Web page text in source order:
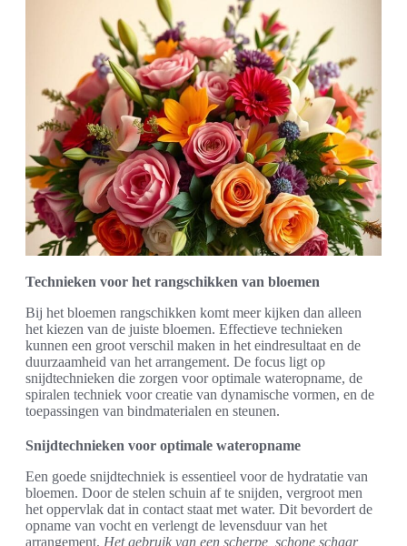
Technieken voor het rangschikken van bloemen
Bij het bloemen rangschikken komt meer kijken dan alleen
het kiezen van de juiste bloemen. Effectieve technieken
kunnen een groot verschil maken in het eindresultaat en de
duurzaamheid van het arrangement. De focus ligt op
snijdtechnieken die zorgen voor optimale wateropname, de
spiralen techniek voor creatie van dynamische vormen, en de
toepassingen van bindmaterialen en steunen.
Snijdtechnieken voor optimale wateropname
Een goede snijdtechniek is essentieel voor de hydratatie van
bloemen. Door de stelen schuin af te snijden, vergroot men
het oppervlak dat in contact staat met water. Dit bevordert de
opname van vocht en verlengt de levensduur van het
arrangement. Het gebruik van een scherpe, schone schaar